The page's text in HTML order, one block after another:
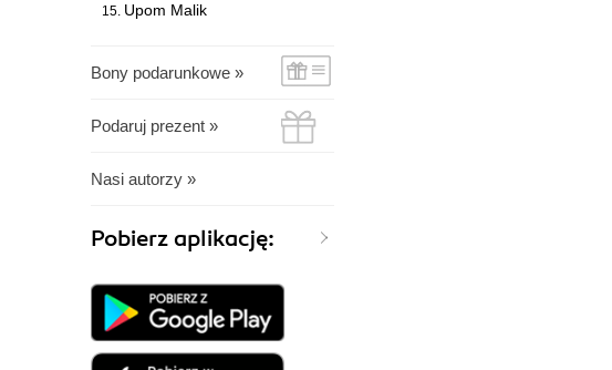
Upom Malik
Bony podarunkowe »
Podaruj prezent »
Nasi autorzy »
Pobierz aplikację: